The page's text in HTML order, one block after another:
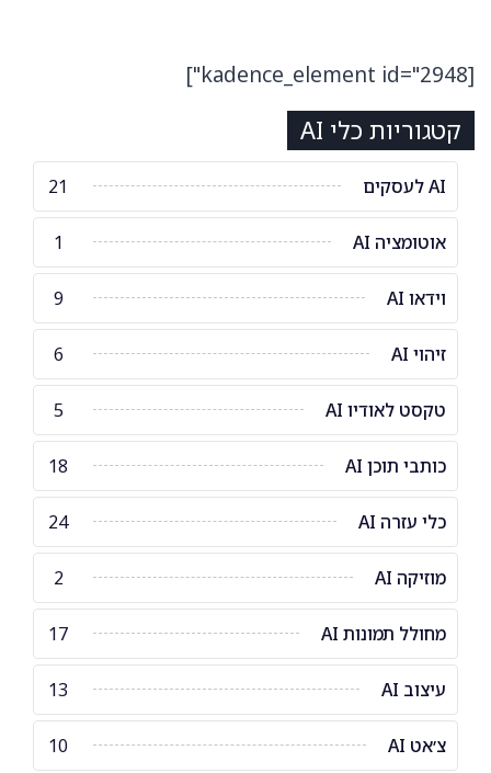
[kadence_element id="2948"]
קטגוריות כלי AI
AI לעסקים 21
אוטומציה AI 1
וידאו AI 9
זיהוי AI 6
טקסט לאודיו AI 5
כותבי תוכן AI 18
כלי עזרה AI 24
מוזיקה AI 2
מחולל תמונות AI 17
עיצוב AI 13
צ׳אט AI 10